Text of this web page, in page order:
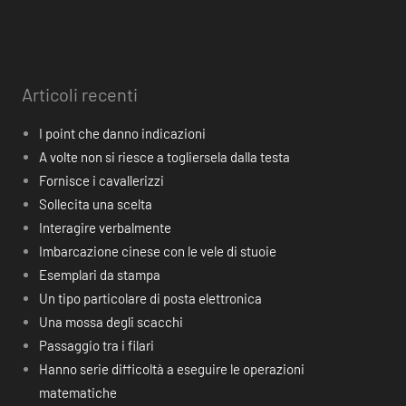
Articoli recenti
I point che danno indicazioni
A volte non si riesce a togliersela dalla testa
Fornisce i cavallerizzi
Sollecita una scelta
Interagire verbalmente
Imbarcazione cinese con le vele di stuoie
Esemplari da stampa
Un tipo particolare di posta elettronica
Una mossa degli scacchi
Passaggio tra i filari
Hanno serie difficoltà a eseguire le operazioni
matematiche